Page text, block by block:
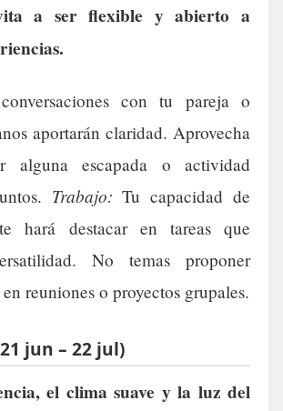
a ser flexible y abierto a
con tu pareja o
aportarán claridad. Aprovecha
alguna escapada o actividad
Trabajo: Tu capacidad de
hará destacar en tareas que
No temas proponer
reuniones o proyectos grupales.
jun – 22 jul)
el clima suave y la luz del